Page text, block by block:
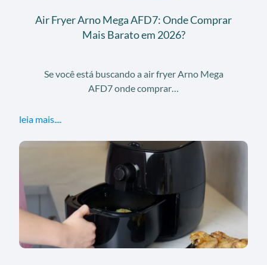
Air Fryer Arno Mega AFD7: Onde Comprar
Mais Barato em 2026?
Se você está buscando a air fryer Arno Mega
AFD7 onde comprar…
leia mais....